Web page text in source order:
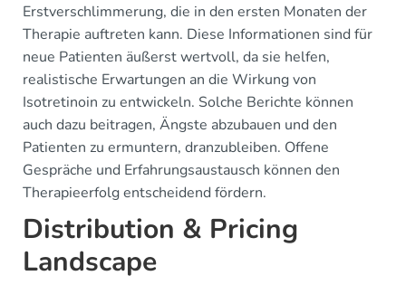
Erstverschlimmerung, die in den ersten Monaten der
Therapie auftreten kann. Diese Informationen sind für
neue Patienten äußerst wertvoll, da sie helfen,
realistische Erwartungen an die Wirkung von
Isotretinoin zu entwickeln. Solche Berichte können
auch dazu beitragen, Ängste abzubauen und den
Patienten zu ermuntern, dranzubleiben. Offene
Gespräche und Erfahrungsaustausch können den
Therapieerfolg entscheidend fördern.
Distribution & Pricing
Landscape